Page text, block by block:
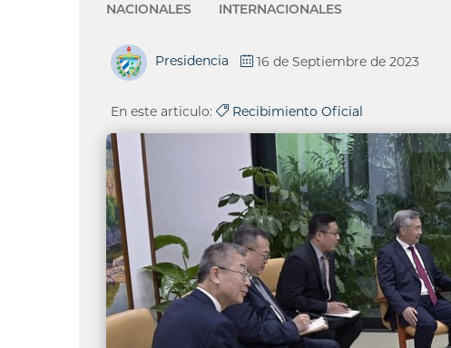
NACIONALES INTERNACIONALES
Presidencia 16 de Septiembre de 2023
En este articulo: Recibimiento Oficial